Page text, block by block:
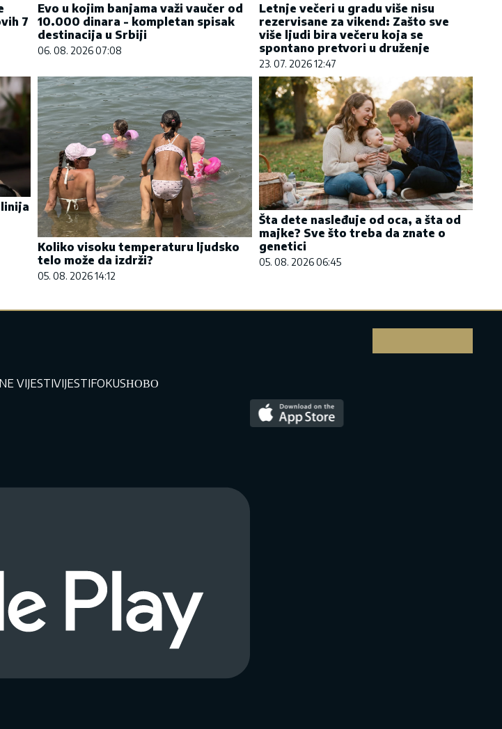
7
Evo u kojim banjama važi vaučer od
10.000 dinara - kompletan spisak
destinacija u Srbiji
06. 08. 2026 07:08
Letnje večeri u gradu više nisu
rezervisane za vikend: Zašto sve
više ljudi bira večeru koja se
spontano pretvori u druženje
23. 07. 2026 12:47
Koliko visoku temperaturu ljudsko
telo može da izdrži?
05. 08. 2026 14:12
Šta dete nasleđuje od oca, a šta od
majke? Sve što treba da znate o
genetici
05. 08. 2026 06:45
VIJESTIVIJESTIFOKUSНОВО